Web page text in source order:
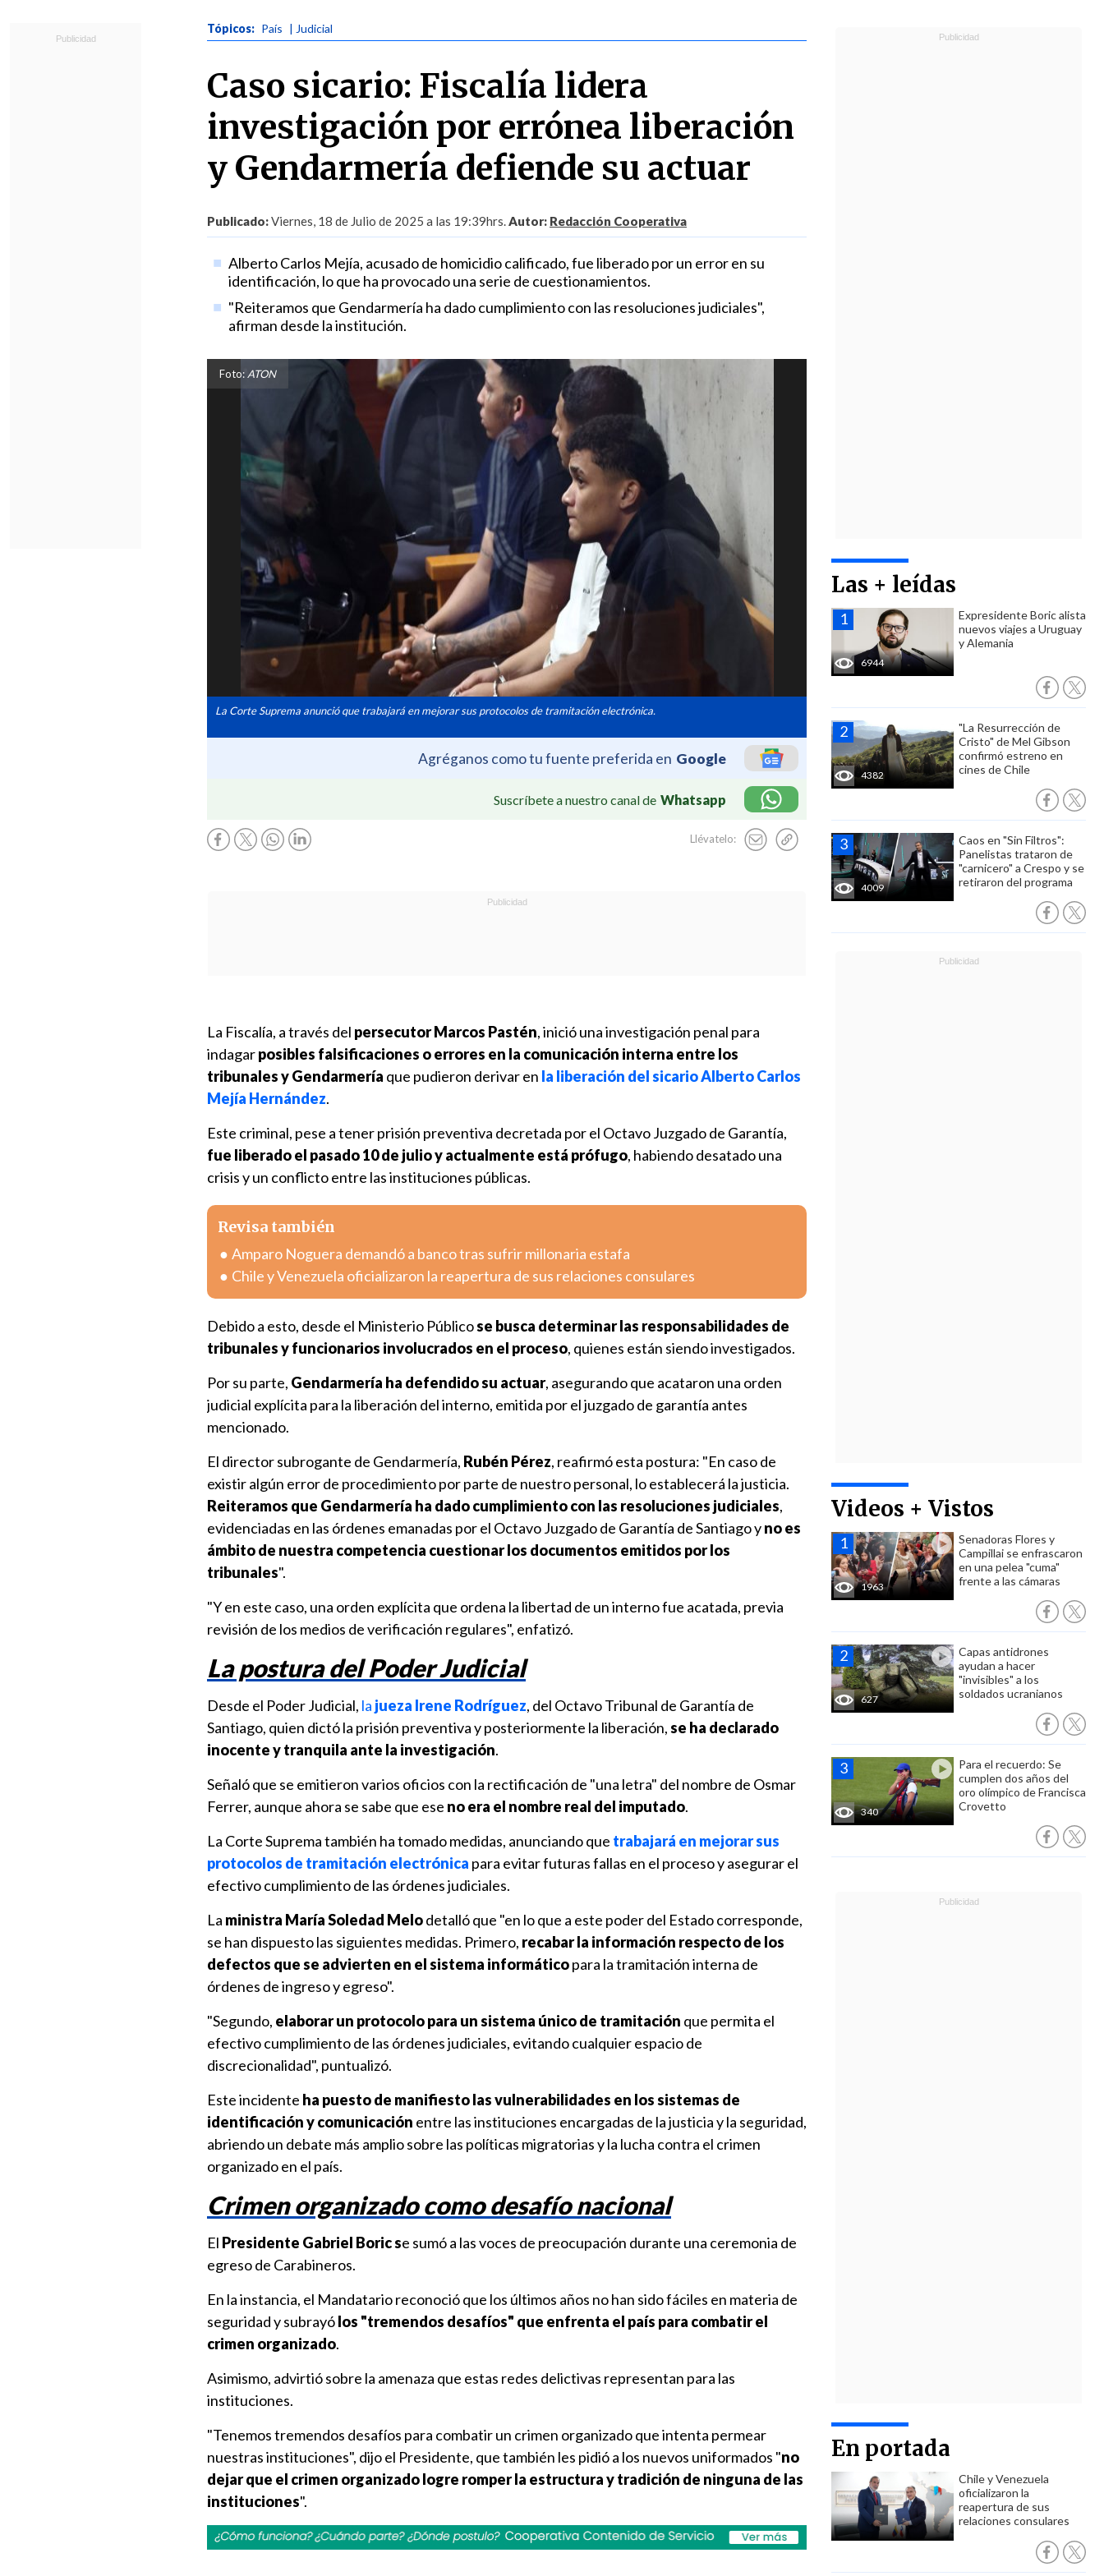
Tópicos: País | Judicial
Caso sicario: Fiscalía lidera
investigación por errónea liberación
y Gendarmería defiende su actuar
Publicado:Viernes, 18 de Julio de 2025 a las 19:39hrs.Autor: Redacción Cooperativa
Alberto Carlos Mejía, acusado de homicidio calificado, fue liberado por un error en su
identificación, lo que ha provocado una serie de cuestionamientos.
"Reiteramos que Gendarmería ha dado cumplimiento con las resoluciones judiciales",
afirman desde la institución.
Foto: ATON
La Corte Suprema anunció que trabajará en mejorar sus protocolos de tramitación electrónica.
Agréganos como tu fuente preferida en Google
Suscríbete a nuestro canal de Whatsapp
Llévatelo:
Las + leídas
6944
Expresidente Boric alista
nuevos viajes a Uruguay
y Alemania
4382
"La Resurrección de
Cristo" de Mel Gibson
confirmó estreno en
cines de Chile
4009
Caos en "Sin Filtros":
Panelistas trataron de
"carnicero" a Crespo y se
retiraron del programa
Videos + Vistos
1963
Senadoras Flores y
Campillai se enfrascaron
en una pelea "cuma"
frente a las cámaras
627
Capas antidrones
ayudan a hacer
"invisibles" a los
soldados ucranianos
340
Para el recuerdo: Se
cumplen dos años del
oro olímpico de Francisca
Crovetto
En portada
Chile y Venezuela
oficializaron la
reapertura de sus
relaciones consulares
La Fiscalía, a través del persecutor Marcos Pastén, inició una investigación penal para
indagarposibles falsificaciones o errores en la comunicación interna entre los
tribunales y Gendarmería que pudieron derivar en la liberación del sicario Alberto Carlos
Mejía Hernández.
Este criminal, pese a tener prisión preventiva decretada por el Octavo Juzgado de Garantía,
fue liberado el pasado 10 de julio y actualmente está prófugo, habiendo desatado una
crisis y un conflicto entre las instituciones públicas.
Revisa también
Amparo Noguera demandó a banco tras sufrir millonaria estafa
Chile y Venezuela oficializaron la reapertura de sus relaciones consulares
Debido a esto, desde el Ministerio Públicose busca determinar las responsabilidades de
tribunales y funcionarios involucrados en el proceso, quienes están siendo investigados.
Por su parte, Gendarmería ha defendido su actuar, asegurando que acataron una orden
judicial explícita para la liberación del interno, emitida por el juzgado de garantía antes
mencionado.
El director subrogante de Gendarmería, Rubén Pérez, reafirmó esta postura: "En caso de
existir algún error de procedimiento por parte de nuestro personal, lo establecerá la justicia.
Reiteramos que Gendarmería ha dado cumplimiento con las resoluciones judiciales,
evidenciadas en las órdenes emanadas por el Octavo Juzgado de Garantía de Santiago yno es
ámbito de nuestra competencia cuestionar los documentos emitidos por los
tribunales".
"Y en este caso, una orden explícita que ordena la libertad de un interno fue acatada, previa
revisión de los medios de verificación regulares", enfatizó.
La postura del Poder Judicial
Desde el Poder Judicial, la jueza Irene Rodríguez, del Octavo Tribunal de Garantía de
Santiago, quien dictó la prisión preventiva y posteriormente la liberación,se ha declarado
inocente y tranquila ante la investigación.
Señaló que se emitieron varios oficios con la rectificación de "una letra" del nombre de Osmar
Ferrer, aunque ahora se sabe que ese no era el nombre real del imputado.
La Corte Suprema también ha tomado medidas, anunciando que trabajará en mejorar sus
protocolos de tramitación electrónica para evitar futuras fallas en el proceso y asegurar el
efectivo cumplimiento de las órdenes judiciales.
La ministra María Soledad Melodetalló que "en lo que a este poder del Estado corresponde,
se han dispuesto las siguientes medidas. Primero, recabar la información respecto de los
defectos que se advierten en el sistema informáticopara la tramitación interna de
órdenes de ingreso y egreso".
"Segundo, elaborar un protocolo para un sistema único de tramitación que permita el
efectivo cumplimiento de las órdenes judiciales, evitando cualquier espacio de
discrecionalidad", puntualizó.
Este incidente ha puesto de manifiesto las vulnerabilidades en los sistemas de
identificación y comunicación entre las instituciones encargadas de la justicia y la seguridad,
abriendo un debate más amplio sobre las políticas migratorias y la lucha contra el crimen
organizado en el país.
Crimen organizado como desafío nacional
El Presidente Gabriel Boric se sumó a las voces de preocupación durante una ceremonia de
egreso de Carabineros.
En la instancia, el Mandatario reconoció que los últimos años no han sido fáciles en materia de
seguridad y subrayólos "tremendos desafíos" que enfrenta el país para combatir el
crimen organizado.
Asimismo, advirtió sobre la amenaza que estas redes delictivas representan para las
instituciones.
"Tenemos tremendos desafíos para combatir un crimen organizado que intenta permear
nuestras instituciones", dijo el Presidente, que también les pidió a los nuevos uniformados "no
dejar que el crimen organizado logre romper la estructura y tradición de ninguna de las
instituciones".